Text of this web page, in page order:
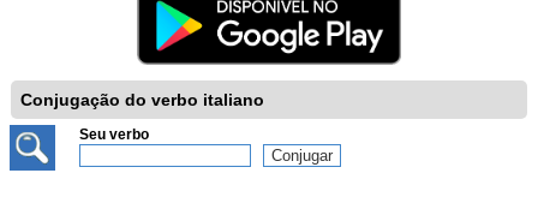
Conjugação do verbo italiano
Seu verbo